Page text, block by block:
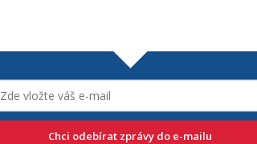
Chci odebírat zprávy do e-mailu